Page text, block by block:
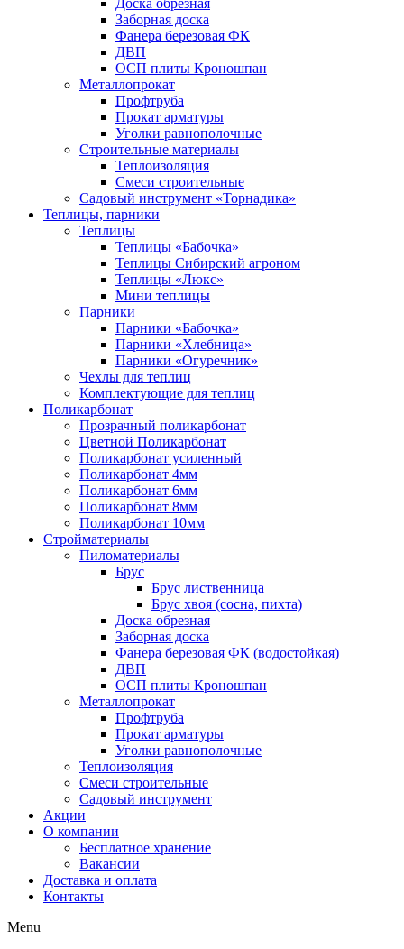
Доска обрезная
Заборная доска
Фанера березовая ФК
ДВП
ОСП плиты Кроношпан
Металлопрокат
Профтруба
Прокат арматуры
Уголки равнополочные
Строительные материалы
Теплоизоляция
Смеси строительные
Садовый инструмент «Торнадика»
Теплицы, парники
Теплицы
Теплицы «Бабочка»
Теплицы Сибирский агроном
Теплицы «Люкс»
Мини теплицы
Парники
Парники «Бабочка»
Парники «Хлебница»
Парники «Огуречник»
Чехлы для теплиц
Комплектующие для теплиц
Поликарбонат
Прозрачный поликарбонат
Цветной Поликарбонат
Поликарбонат усиленный
Поликарбонат 4мм
Поликарбонат 6мм
Поликарбонат 8мм
Поликарбонат 10мм
Стройматериалы
Пиломатериалы
Брус
Брус лиственница
Брус хвоя (сосна, пихта)
Доска обрезная
Заборная доска
Фанера березовая ФК (водостойкая)
ДВП
ОСП плиты Кроношпан
Металлопрокат
Профтруба
Прокат арматуры
Уголки равнополочные
Теплоизоляция
Смеси строительные
Садовый инструмент
Акции
О компании
Бесплатное хранение
Вакансии
Доставка и оплата
Контакты
Menu